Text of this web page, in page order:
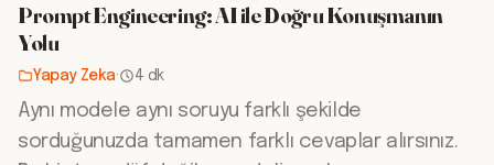
Prompt Engineering: AI ile Doğru Konuşmanın
Yolu
Yapay Zeka· 4 dk
Aynı modele aynı soruyu farklı şekilde
sorduğunuzda tamamen farklı cevaplar alırsınız.